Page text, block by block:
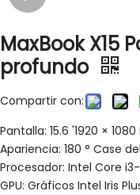
MaxBook X15
profundo
Compartir con:
Pantalla: 15.6 '1920 × 1080
Apariencia: 180 ° Case
Procesador: Intel Core i3-
GPU: Gráficos Intel Iris